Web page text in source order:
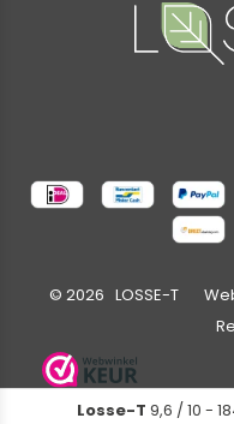
© 2026 LOSSE-T
Losse-T 9,6 / 10 -